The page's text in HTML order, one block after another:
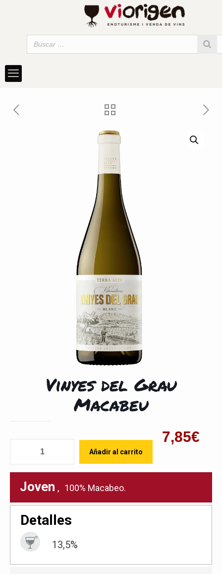
Vinyes del Grau
Macabeu
7,85€
Añadir al carrito
Joven , 100% Macabeo.
Detalles
13,5%